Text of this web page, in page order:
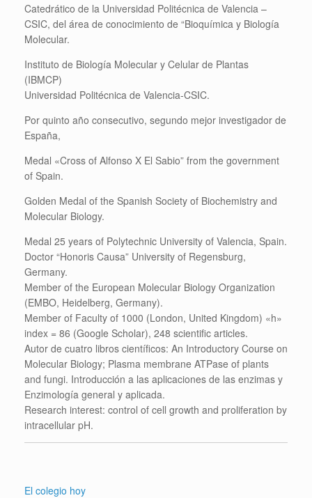
Catedrático de la Universidad Politécnica de Valencia –
CSIC, del área de conocimiento de “Bioquímica y Biología
Molecular.
Instituto de Biología Molecular y Celular de Plantas
(IBMCP)
Universidad Politécnica de Valencia-CSIC.
Por quinto año consecutivo, segundo mejor investigador de
España,
Medal «Cross of Alfonso X El Sabio” from the government
of Spain.
Golden Medal of the Spanish Society of Biochemistry and
Molecular Biology.
Medal 25 years of Polytechnic University of Valencia, Spain.
Doctor “Honoris Causa” University of Regensburg,
Germany.
Member of the European Molecular Biology Organization
(EMBO, Heidelberg, Germany).
Member of Faculty of 1000 (London, United Kingdom) «h»
index = 86 (Google Scholar), 248 scientific articles.
Autor de cuatro libros científicos: An Introductory Course on
Molecular Biology; Plasma membrane ATPase of plants
and fungi. Introducción a las aplicaciones de las enzimas y
Enzimología general y aplicada.
Research interest: control of cell growth and proliferation by
intracellular pH.
El colegio hoy